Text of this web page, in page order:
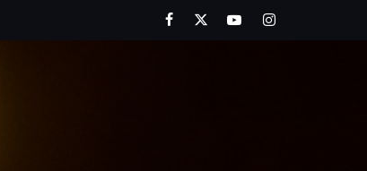
FacebookTwitterYoutubeInstagram